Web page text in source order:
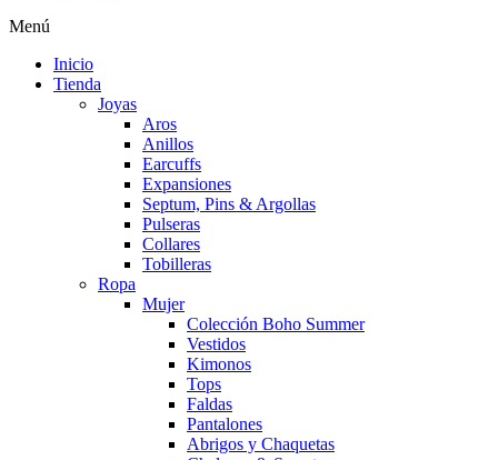
Menú
Inicio
Tienda
Joyas
Aros
Anillos
Earcuffs
Expansiones
Septum, Pins & Argollas
Pulseras
Collares
Tobilleras
Ropa
Mujer
Colección Boho Summer
Vestidos
Kimonos
Tops
Faldas
Pantalones
Abrigos y Chaquetas